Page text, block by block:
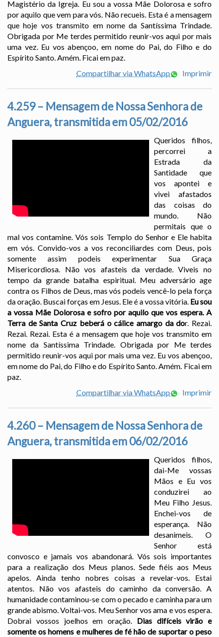
Magistério da Igreja. Eu sou a vossa Mãe Dolorosa e sofro
por aquilo que vem para vós. Não recueis. Esta é a mensagem
que hoje vos transmito em nome da Santíssima Trindade.
Obrigada por Me terdes permitido reunir-vos aqui por mais
uma vez. Eu vos abençoo, em nome do Pai, do Filho e do
Espírito Santo. Amém. Ficai em paz.
Compartilhar via WhatsApp
Imprimir
4.259 – Mensagem de Nossa Senhora de
Anguera, transmitida em 05/02/2016
Queridos filhos,
percorrei a
Estrada da
Santidade que
vos apontei e
vivei afastados
das coisas do
mundo. Não
permitais que o
mal vos contamine. Vós sois Templo do Senhor e Ele habita
em vós. Convido-vos a vos reconciliardes com Deus, pois
somente assim podeis experimentar Sua Graça
Misericordiosa. Não vos afasteis da verdade. Viveis no
tempo da grande batalha espiritual. Meu adversário age
contra os Filhos de Deus, mas vós podeis vencê-lo pela força
da oração. Buscai forças em Jesus. Ele é a vossa vitória. Eu sou
a vossa Mãe Dolorosa e sofro por aquilo que vos espera. A
Terra de Santa Cruz beberá o cálice amargo da dor. Rezai.
Rezai. Rezai. Esta é a mensagem que hoje vos transmito em
nome da Santíssima Trindade. Obrigada por Me terdes
permitido reunir-vos aqui por mais uma vez. Eu vos abençoo,
em nome do Pai, do Filho e do Espírito Santo. Amém. Ficai em
paz.
Compartilhar via WhatsApp
Imprimir
4.260 – Mensagem de Nossa Senhora de
Anguera, transmitida em 06/02/2016
Queridos filhos,
dai-Me vossas
Mãos e Eu vos
conduzirei ao
Meu Filho Jesus.
Enchei-vos de
esperança. Não
desanimeis. O
Senhor está
convosco e jamais vos abandonará. Vós sois importantes
para a realização dos Meus planos. Sede fiéis aos Meus
apelos. Ainda tenho nobres coisas a revelar-vos. Estai
atentos. Não vos afasteis do caminho da conversão. A
humanidade contaminou-se com o pecado e caminha para um
grande abismo. Voltai-vos. Meu Senhor vos ama e vos espera.
Dobrai vossos joelhos em oração. Dias difíceis virão e
somente os homens e mulheres de fé hão de suportar o peso